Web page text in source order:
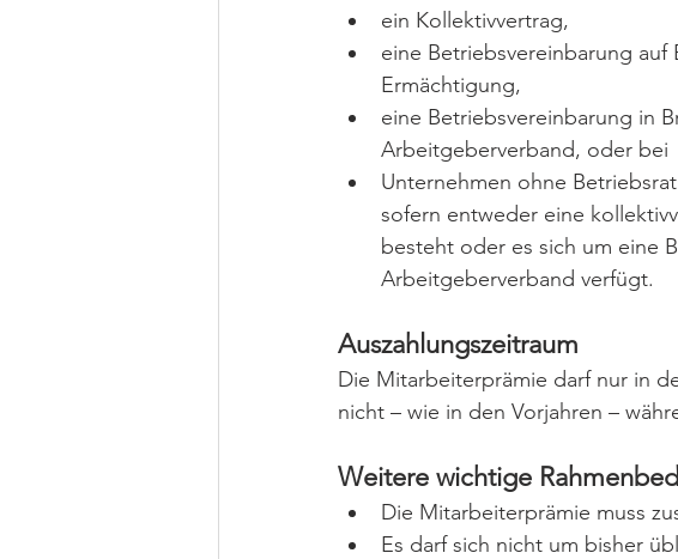
ein Kollektivvertrag,
eine Betriebsvereinbarung auf
Ermächtigung,
eine Betriebsvereinbarung in
Arbeitgeberverband, oder bei
Unternehmen ohne
sofern entweder eine
besteht oder es sich um eine
Arbeitgeberverband verfügt.
Auszahlungszeitraum
Die Mitarbeiterprämie darf nur in
nicht – wie in den Vorjahren –
Weitere wichtige
Die Mitarbeiterprämie muss
Es darf sich nicht um bisher